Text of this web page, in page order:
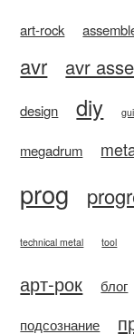
art-rock
avr avr
design diy
megadrum
prog
technical metal tool
арт-рок блог
подсознание